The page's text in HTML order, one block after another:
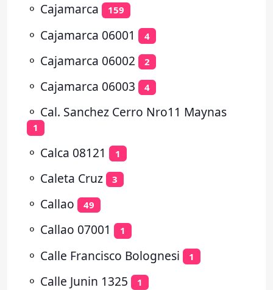
⚬ Cajamarca 159
⚬ Cajamarca 06001 4
⚬ Cajamarca 06002 2
⚬ Cajamarca 06003 4
⚬ Cal. Sanchez Cerro Nro11 Maynas
1
⚬ Calca 08121 1
⚬ Caleta Cruz 3
⚬ Callao 49
⚬ Callao 07001 1
⚬ Calle Francisco Bolognesi 1
⚬ Calle Junin 1325 1